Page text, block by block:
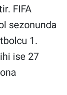
FIFA
sezonunda
1.
ise 27